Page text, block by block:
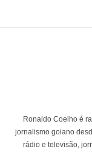
Ronaldo Coelho é
jornalismo goiano
rádio e televisão,